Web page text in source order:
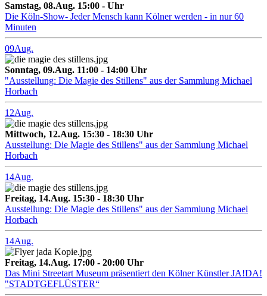
Samstag, 08.Aug. 15:00 - Uhr
Die Köln-Show- Jeder Mensch kann Kölner werden - in nur 60
Minuten
09Aug.
Sonntag, 09.Aug. 11:00 - 14:00 Uhr
"Ausstellung: Die Magie des Stillens" aus der Sammlung Michael
Horbach
12Aug.
Mittwoch, 12.Aug. 15:30 - 18:30 Uhr
Ausstellung: Die Magie des Stillens" aus der Sammlung Michael
Horbach
14Aug.
Freitag, 14.Aug. 15:30 - 18:30 Uhr
Ausstellung: Die Magie des Stillens" aus der Sammlung Michael
Horbach
14Aug.
Freitag, 14.Aug. 17:00 - 20:00 Uhr
Das Mini Streetart Museum präsentiert den Kölner Künstler JA!DA!
"STADTGEFLÜSTER“